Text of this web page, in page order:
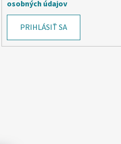
osobných údajov
PRIHLÁSIŤ SA